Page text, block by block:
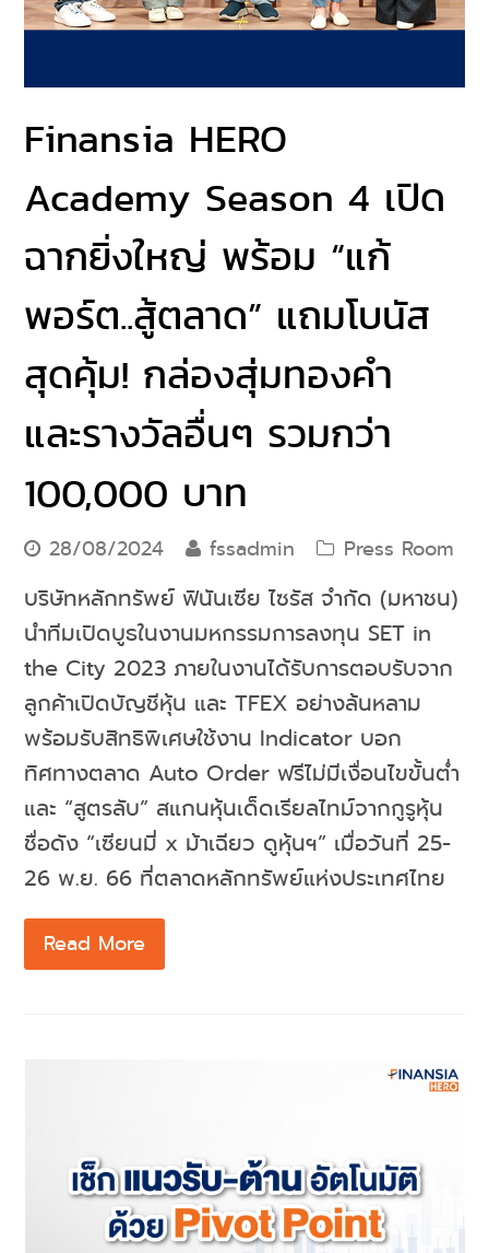
Finansia HERO
Academy Season 4 เปิด
ฉากยิ่งใหญ่ พร้อม “แก้
พอร์ต..สู้ตลาด” แถมโบนัส
สุดคุ้ม! กล่องสุ่มทองคำ
และรางวัลอื่นๆ รวมกว่า
100,000 บาท
28/08/2024 fssadmin Press Room
บริษัทหลักทรัพย์ ฟินันเซีย ไซรัส จำกัด (มหาชน)
นำทีมเปิดบูธในงานมหกรรมการลงทุน SET in
the City 2023 ภายในงานได้รับการตอบรับจาก
ลูกค้าเปิดบัญชีหุ้น และ TFEX อย่างล้นหลาม
พร้อมรับสิทธิพิเศษใช้งาน Indicator บอก
ทิศทางตลาด Auto Order ฟรีไม่มีเงื่อนไขขั้นต่ำ
และ “สูตรลับ” สแกนหุ้นเด็ดเรียลไทม์จากกูรูหุ้น
ชื่อดัง “เซียนมี่ x ม้าเฉียว ดูหุ้นฯ” เมื่อวันที่ 25-
26 พ.ย. 66 ที่ตลาดหลักทรัพย์แห่งประเทศไทย
Read More